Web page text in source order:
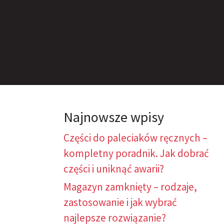
Najnowsze wpisy
Części do paleciaków ręcznych –
kompletny poradnik. Jak dobrać
części i uniknąć awarii?
Magazyn zamknięty – rodzaje,
zastosowanie i jak wybrać
najlepsze rozwiązanie?